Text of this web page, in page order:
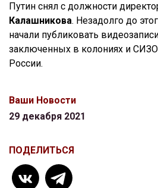
Путин снял с должности
Калашникова. Незадолго до
начали публиковать
заключенных в колониях и
России.
Ваши Новости
29 декабря 2021
ПОДЕЛИТЬСЯ